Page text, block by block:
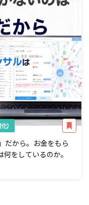
）
だから。お金をもら
をしているのか。